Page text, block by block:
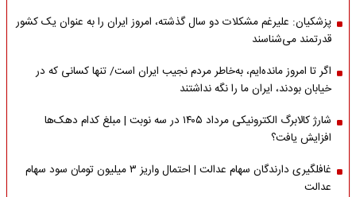
پزشکیان: علیرغم مشکلات دو سال گذشته، امروز ایران را به عنوان یک کشور
قدرتمند می‌شناسند
اگر تا امروز مانده‌ایم، به‌خاطر مردم نجیب ایران است/ تنها کسانی که در
خیابان بودند، ایران ما را نگه نداشتند
شارژ کالابرگ الکترونیکی مرداد ۱۴۰۵ در سه نوبت | مبلغ کدام دهک‌ها
افزایش یافت؟
غافلگیری دارندگان سهام عدالت | احتمال واریز ۳ میلیون تومان سود سهام
عدالت